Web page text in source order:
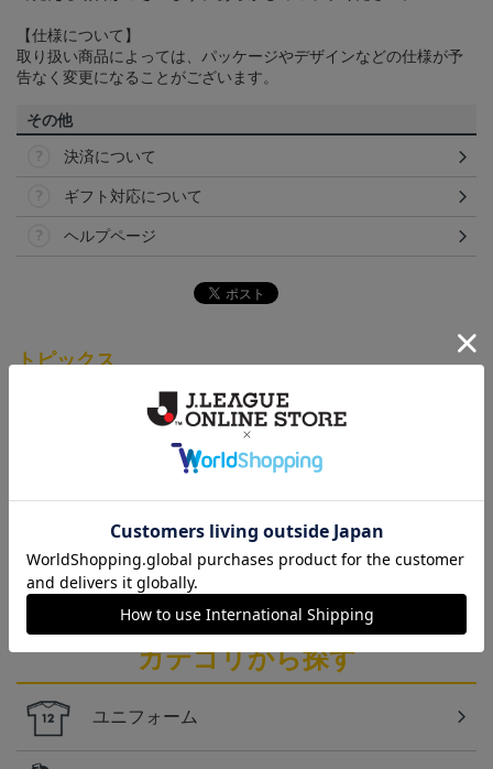
【仕様について】
取り扱い商品によっては、パッケージやデザインなどの仕様が予
告なく変更になることがございます。
その他
決済について
ギフト対応について
ヘルプページ
トピックス
チームマスコットグッズは、サポーターやファン必
見！今すぐチェックしてみてください！
仙台
しております！
カテゴリから探す
ユニフォーム